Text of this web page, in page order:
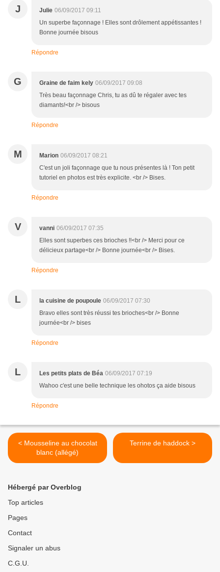
J Julie 06/09/2017 09:11
Un superbe façonnage ! Elles sont drôlement appétissantes !
Bonne journée bisous
Répondre
G Graine de faim kely 06/09/2017 09:08
Très beau façonnage Chris, tu as dû te régaler avec tes
diamants!<br /> bisous
Répondre
M Marion 06/09/2017 08:21
C'est un joli façonnage que tu nous présentes là ! Ton petit
tutoriel en photos est très explicite. <br /> Bises.
Répondre
V vanni 06/09/2017 07:35
Elles sont superbes ces brioches !!<br /> Merci pour ce
délicieux partage<br /> Bonne journée<br /> Bises.
Répondre
L la cuisine de poupoule 06/09/2017 07:30
Bravo elles sont très réussi tes brioches<br /> Bonne
journée<br /> bises
Répondre
L Les petits plats de Béa 06/09/2017 07:19
Wahoo c'est une belle technique les ohotos ça aide bisous
Répondre
< Mousseline au chocolat
blanc (allégé)
Terrine de haddock >
Hébergé par Overblog
Top articles
Pages
Contact
Signaler un abus
C.G.U.